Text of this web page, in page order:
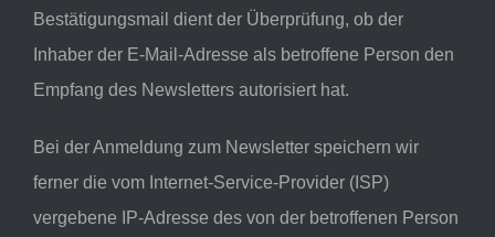
Bestätigungsmail dient der Überprüfung, ob der
Inhaber der E-Mail-Adresse als betroffene Person den
Empfang des Newsletters autorisiert hat.
Bei der Anmeldung zum Newsletter speichern wir
ferner die vom Internet-Service-Provider (ISP)
vergebene IP-Adresse des von der betroffenen Person